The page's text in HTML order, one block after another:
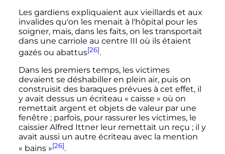
Les gardiens expliquaient aux vieillards et aux
invalides qu'on les menait à l'hôpital pour les
soigner, mais, dans les faits, on les transportait
dans une carriole au centre III où ils étaient
gazés ou abattus[26].
Dans les premiers temps, les victimes
devaient se déshabiller en plein air, puis on
construisit des baraques prévues à cet effet, il
y avait dessus un écriteau « caisse » où on
remettait argent et objets de valeur par une
fenêtre ; parfois, pour rassurer les victimes, le
caissier Alfred Ittner leur remettait un reçu ; il y
avait aussi un autre écriteau avec la mention
« bains »[26].